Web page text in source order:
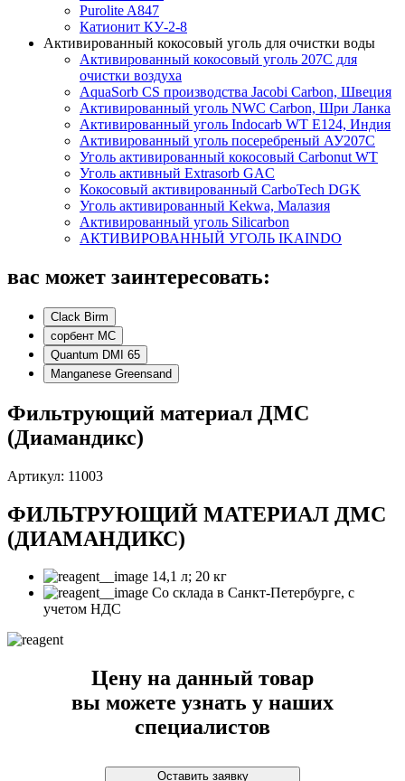
Purolite A847
Катионит КУ-2-8
Активированный кокосовый уголь для очистки воды
Активированный кокосовый уголь 207C для
очистки воздуха
AquaSorb CS производства Jacobi Carbon, Швеция
Активированный уголь NWC Carbon, Шри Ланка
Активированный уголь Indocarb WT E124, Индия
Активированный уголь посеребреный АУ207С
Уголь активированный кокосовый Carbonut WT
Уголь активный Extrasorb GAС
Кокосовый активированный CarboTech DGK
Уголь активированный Kekwa, Малазия
Активированный уголь Silicarbon
АКТИВИРОВАННЫЙ УГОЛЬ IKAINDO
вас может заинтересовать:
Clack Birm
сорбент МС
Quantum DMI 65
Manganese Greensand
Фильтрующий материал ДМС
(Диамандикс)
Артикул: 11003
ФИЛЬТРУЮЩИЙ МАТЕРИАЛ ДМС
(ДИАМАНДИКС)
14,1 л; 20 кг
Со склада в Санкт-Петербурге, с
учетом НДС
Цену на данный товар
вы можете узнать у наших
специалистов
Оставить заявку